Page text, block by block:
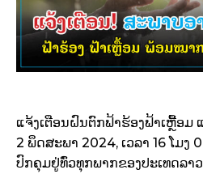
ແຈ້ງເຕືອນຝົນຕົກຟ້າຮ້ອງຟ້າເຫຼື້ອມ
2 ພຶດສະພາ 2024, ເວລາ 16 ໂມງ
ປົກຄຸມຢູ່ທົ່ວທຸກພາກຂອງປະເທດລາ